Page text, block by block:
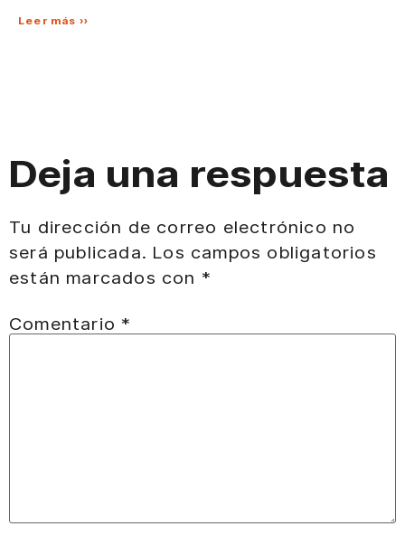
Leer más »
Deja una respuesta
Tu dirección de correo electrónico no
será publicada. Los campos obligatorios
están marcados con *
Comentario *